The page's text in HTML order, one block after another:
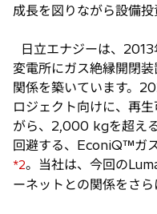
成長を図りながら設備投
日立エナジーは、
変電所にガス絶縁開閉
関係を築いています。
ロジェクト向けに、再
がら、2,000 kgを超え
回避する、EconiQ™ガ
*2。当社は、今回の
ーネットとの関係をさら